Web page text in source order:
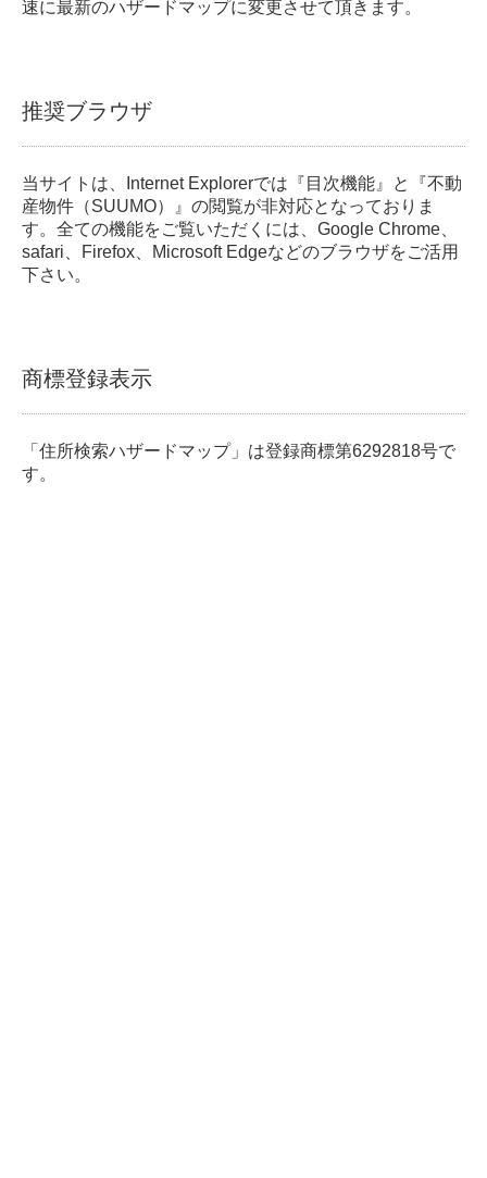
速に最新のハザードマップに変更させて頂きます。
推奨ブラウザ
当サイトは、Internet Explorerでは『目次機能』と『不動
産物件（SUUMO）』の閲覧が非対応となっておりま
す。全ての機能をご覧いただくには、Google Chrome、
safari、Firefox、Microsoft Edgeなどのブラウザをご活用
下さい。
商標登録表示
「住所検索ハザードマップ」は登録商標第6292818号で
す。